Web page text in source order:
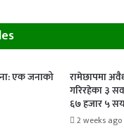
एक जनाको
रामेछापमा
गरिरहेका ३
६७ हजार ५
2 weeks ago